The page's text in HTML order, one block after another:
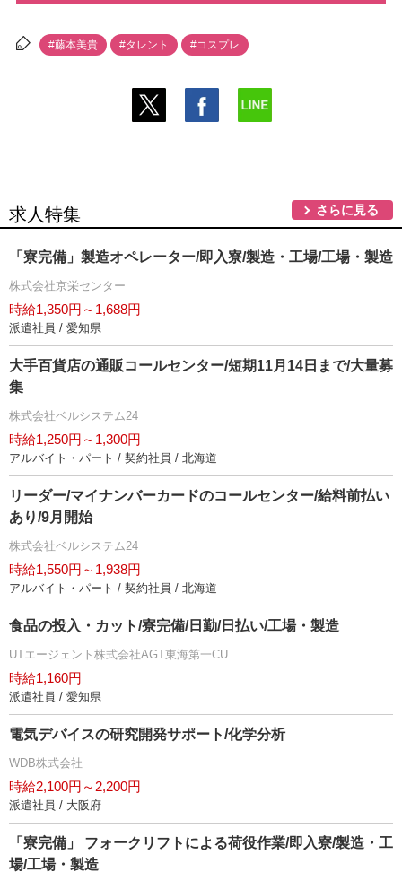
#藤本美貴 #タレント #コスプレ
求人特集 さらに見る
「寮完備」製造オペレーター/即入寮/製造・工場/工場・製造
株式会社京栄センター
時給1,350円～1,688円
派遣社員 / 愛知県
大手百貨店の通販コールセンター/短期11月14日まで/大量募
集
株式会社ベルシステム24
時給1,250円～1,300円
アルバイト・パート / 契約社員 / 北海道
リーダー/マイナンバーカードのコールセンター/給料前払い
あり/9月開始
株式会社ベルシステム24
時給1,550円～1,938円
アルバイト・パート / 契約社員 / 北海道
食品の投入・カット/寮完備/日勤/日払い/工場・製造
UTエージェント株式会社AGT東海第一CU
時給1,160円
派遣社員 / 愛知県
電気デバイスの研究開発サポート/化学分析
WDB株式会社
時給2,100円～2,200円
派遣社員 / 大阪府
「寮完備」 フォークリフトによる荷役作業/即入寮/製造・工
場/工場・製造